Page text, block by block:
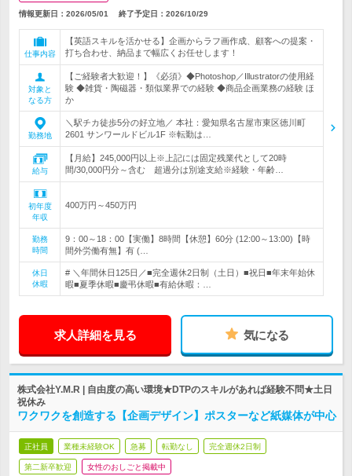
情報更新日：2026/05/01 終了予定日： 2026/10/29
仕事内容
【英語スキルを活かせる】企画からラフ画作成、顧客への提案・
打ち合わせ、納品まで幅広くお任せします！
対象と
なる方
【ご経験者大歓迎！】《必須》◆Photoshop／Illustratorの使用経
験 ◆雑貨・陶磁器・類似業界での経験 ◆商品企画業務の経験 ほ
か
勤務地
＼駅チカ徒歩5分の好立地／ 本社：愛知県名古屋市東区徳川町
2601 サンワールドビル1F ※転勤は…
給与
【月給】245,000円以上※上記には固定残業代として20時
間/30,000円分～含む 超過分は別途支給※経験・年齢…
初年度
年収
400万円～450万円
勤務
時間
9：00～18：00【実働】8時間【休憩】60分 (12:00～13:00)【時
間外労働有無】有 (…
休日
休暇
# ＼年間休日125日／■完全週休2日制（土日）■祝日■年末年始休
暇■夏季休暇■慶弔休暇■有給休暇：…
求人詳細を見る 気になる
株式会社Y.M.R | 自由度の高い環境★DTPのスキルがあれば経験不問★土日
祝休み
ワクワクを創造する【企画デザイン】ポスターなど紙媒体が中心
正社員 業種未経験OK 急募 転勤なし 完全週休2日制
第二新卒歓迎 女性のおしごと掲載中